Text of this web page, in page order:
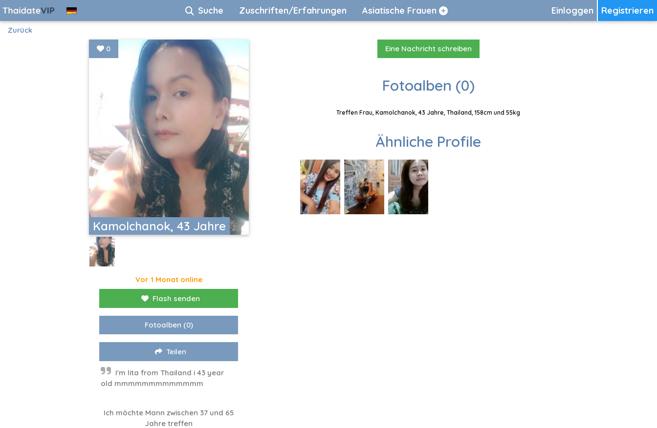
Registrieren
Einloggen
Suche Zuschriften/Erfahrungen Asiatische Frauen
Zurück
Kamolchanok, 43 Jahre
0
Vor 1 Monat online
Flash senden
Fotoalben (0)
Teilen
I'm lita from Thailand i 43 year
old mmmmmmmmmmmmm
Ich möchte Mann zwischen 37 und 65
Jahre treffen
Eine Nachricht schreiben
Fotoalben (0)
Treffen Frau, Kamolchanok, 43 Jahre, Thailand, 158cm und 55kg
Ähnliche Profile